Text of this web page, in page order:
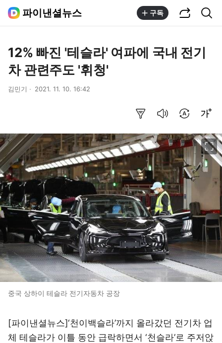
파이낸셜뉴스 구독
12% 빠진 '테슬라' 여파에 국내 전기
차 관련주도 '휘청'
김민기 2021. 11. 10. 16:42
중국 상하이 테슬라 전기자동차 공장
[파이낸셜뉴스]‘천이백슬라’까지 올라갔던 전기차 업
체 테슬라가 이틀 동안 급락하면서 ‘천슬라’로 주저앉